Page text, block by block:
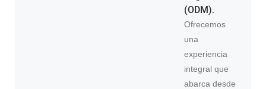
(ODM).
Ofrecemos
una
experiencia
integral que
abarca desde